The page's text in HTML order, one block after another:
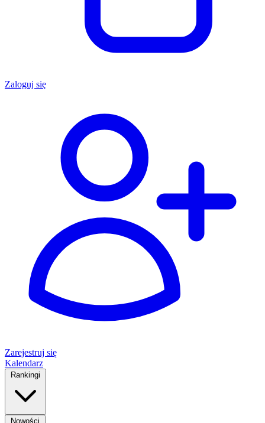
Zaloguj się
Zarejestruj się
Kalendarz
Rankingi
Nowości